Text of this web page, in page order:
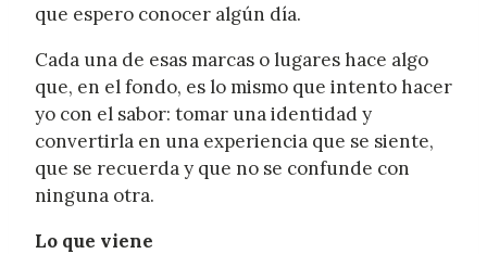
que espero conocer algún día.
Cada una de esas marcas o lugares hace algo
que, en el fondo, es lo mismo que intento hacer
yo con el sabor: tomar una identidad y
convertirla en una experiencia que se siente,
que se recuerda y que no se confunde con
ninguna otra.
Lo que viene